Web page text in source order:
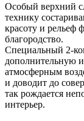
Особый верхний
технику
красоту и рельеф
благородство.
Специальный 2-
дополнительную
атмосферным
и доводит до
так рождается
интерьер.